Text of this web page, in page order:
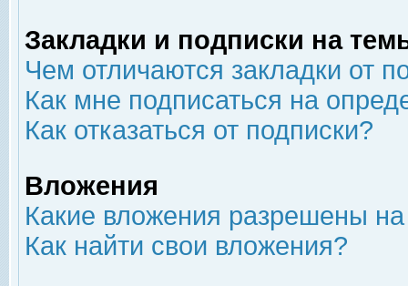
Закладки и подписки на
Чем отличаются закладки от
Как мне подписаться на
Как отказаться от подписки?
Вложения
Какие вложения разрешены
Как найти свои вложения?